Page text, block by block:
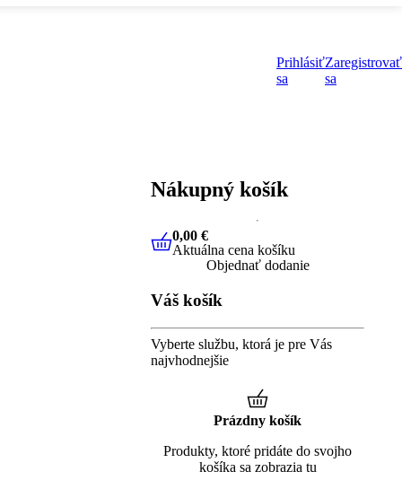
Prihlásiť
sa
Zaregistrovať
sa
Nákupný košík
0,00 €Aktuálna cena košíku
0,00 €
Aktuálna cena košíku
Objednať dodanie
Váš košík
Vyberte službu, ktorá je pre Vás
najvhodnejšie
Prázdny košík
Produkty, ktoré pridáte do svojho
košíka sa zobrazia tu